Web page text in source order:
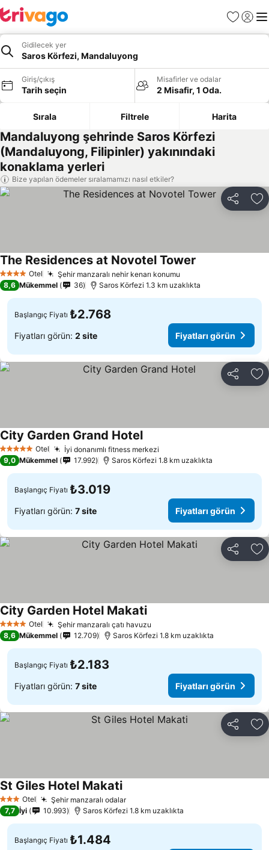
Favoriler
Giriş
Gidilecek yer
Saros Körfezi, Mandaluyong
Giriş/çıkış
Tarih seçin
Misafirler ve odalar
2 Misafir, 1 Oda.
Sırala Filtrele Harita
Mandaluyong şehrinde Saros Körfezi
(Mandaluyong, Filipinler) yakınındaki
konaklama yerleri
Bize yapılan ödemeler sıralamamızı nasıl etkiler?
Paylaş
4 Yıldız Otel Şehir manzaralı nehir kenarı konumu
The Residences at Novotel Tower
8,6 Mükemmel 36 Saros Körfezi 1.3 km uzaklıkta
Başlangıç Fiyatı ₺2.768
Fiyatları görün: 2 site Fiyatları görün
Paylaş
5 Yıldız Otel İyi donanımlı fitness merkezi
City Garden Grand Hotel
9,0 Mükemmel 17.992 Saros Körfezi 1.8 km uzaklıkta
Başlangıç Fiyatı ₺3.019
Fiyatları görün: 7 site Fiyatları görün
Paylaş
4 Yıldız Otel Şehir manzaralı çatı havuzu
City Garden Hotel Makati
8,6 Mükemmel 12.709 Saros Körfezi 1.8 km uzaklıkta
Başlangıç Fiyatı ₺2.183
Fiyatları görün: 7 site Fiyatları görün
Paylaş
3 YıldızOtel Şehir manzaralı odalar
St Giles Hotel Makati
7,7 İyi 10.993 Saros Körfezi 1.8 km uzaklıkta
Başlangıç Fiyatı ₺1.484